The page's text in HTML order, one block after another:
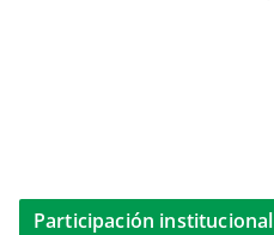
Participación institucional